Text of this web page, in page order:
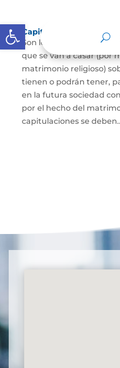
Abrir barra de herramientas
Capitulaciones
Son los acuerdos que
que se van a casar (por
matrimonio religioso)
tienen o podrán tener,
en la futura sociedad
por el hecho del
capitulaciones se